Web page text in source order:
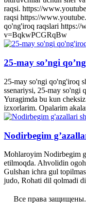
raqsi. https://
raqsi https://
qo'ng'iroq raqslari https://
v=BqkwPCGRqBw
25-may so’ngi
25-may so'ngi qo'ng'iroq
ssenariysi, 25-may so'ngi
Yuragimda bu kun
izxorlarim. Opalarim
Nodirbegim
Mohlaroyim Nodirbegim
etilmoqda. Ahvolidin
Gulshan ichra gul
judo, Rohati dil qolmadi
Все права